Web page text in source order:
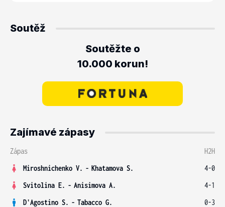
Soutěž
Soutěžte o
10.000 korun!
Zajímavé zápasy
Zápas
H2H
Miroshnichenko V. - Khatamova S.
4-0
Svitolina E. - Anisimova A.
4-1
D'Agostino S. - Tabacco G.
0-3